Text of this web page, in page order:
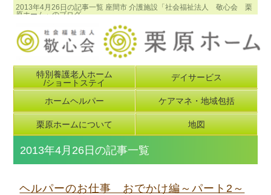
2013年4月26日の記事一覧 座間市 介護施設「社会福祉法人 敬心会 栗
原ホーム」のブログ
特別養護老人ホーム
/ショートステイ
デイサービス
ホームヘルパー ケアマネ・地域包括
栗原ホームについて 地図
2013年4月26日の記事一覧
ヘルパーのお仕事 おでかけ編～パート2～